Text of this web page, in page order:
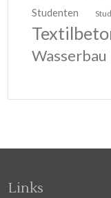
Studenten
Wasserbau
Links